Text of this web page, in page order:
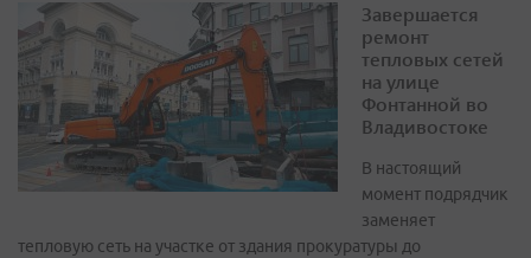
Завершается
ремонт
тепловых сетей
на улице
Фонтанной во
Владивостоке
В настоящий
момент подрядчик
заменяет
тепловую сеть на участке от здания прокуратуры до